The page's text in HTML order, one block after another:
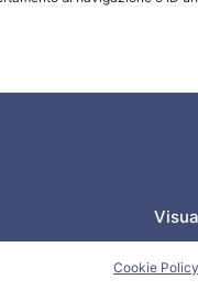
Cookie Policy